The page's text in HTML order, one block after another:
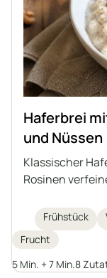
Haferbrei
und Nüssen
Klassischer
Rosinen
ideale Idee für
Frühstück oder
Haferbrei mit
Alternativen
Frühstück
Frucht
5 Min. + 7 Min.8